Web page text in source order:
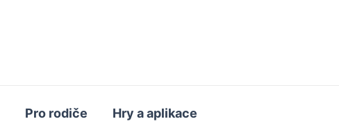
Pro rodiče Hry a aplikace